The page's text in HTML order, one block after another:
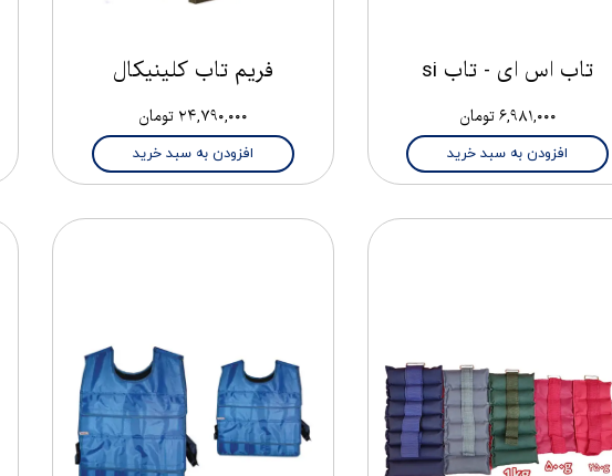
تاب اس ای - تاب si
۶,۹۸۱,۰۰۰ تومان
افزودن به سبد خرید
فریم تاب کلینیکال
۲۴,۷۹۰,۰۰۰ تومان
افزودن به سبد خرید